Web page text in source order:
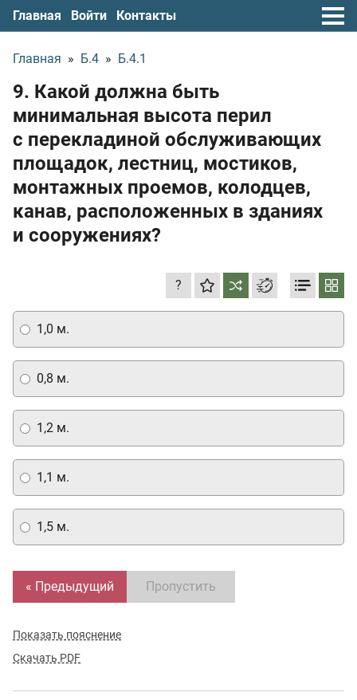
Главная Войти Контакты
Главная » Б.4 » Б.4.1
9. Какой должна быть
минимальная высота перил
с перекладиной обслуживающих
площадок, лестниц, мостиков,
монтажных проемов, колодцев,
канав, расположенных в зданиях
и сооружениях?
?
1,5 м.
1,2 м.
1,0 м.
1,1 м.
0,8 м.
« Предыдущий Пропустить
Показать пояснение
Скачать PDF